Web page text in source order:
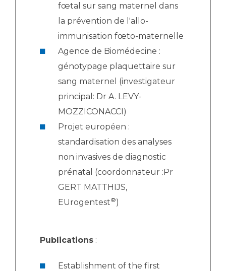
fœtal sur sang maternel dans
la prévention de l'allo-
immunisation fœto-maternelle
Agence de Biomédecine :
génotypage plaquettaire sur
sang maternel (investigateur
principal: Dr A. LEVY-
MOZZICONACCI)
Projet européen :
standardisation des analyses
non invasives de diagnostic
prénatal (coordonnateur :Pr
GERT MATTHIJS,
EUrogentest®)
Publications :
Establishment of the first